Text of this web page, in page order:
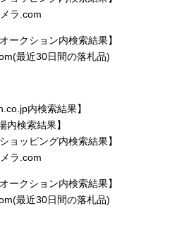
ラ.com
ークション内検索結果】
最近30日間の落札品)
内検索結果】
内検索結果】
ョッピング内検索結果】
ラ.com
ークション内検索結果】
最近30日間の落札品)